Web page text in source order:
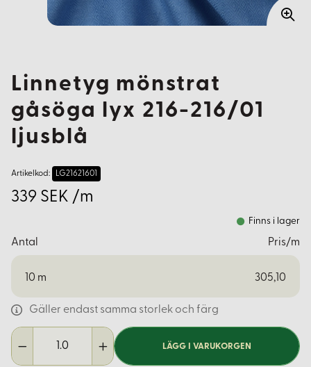
Linnetyg mönstrat
gåsöga lyx 216-216/01
ljusblå
Artikelkod: LG21621601
339 SEK /m
Finns i lager
Antal Pris/m
10 m 305,10
Gäller endast samma storlek och färg
LÄGG I VARUKORGEN